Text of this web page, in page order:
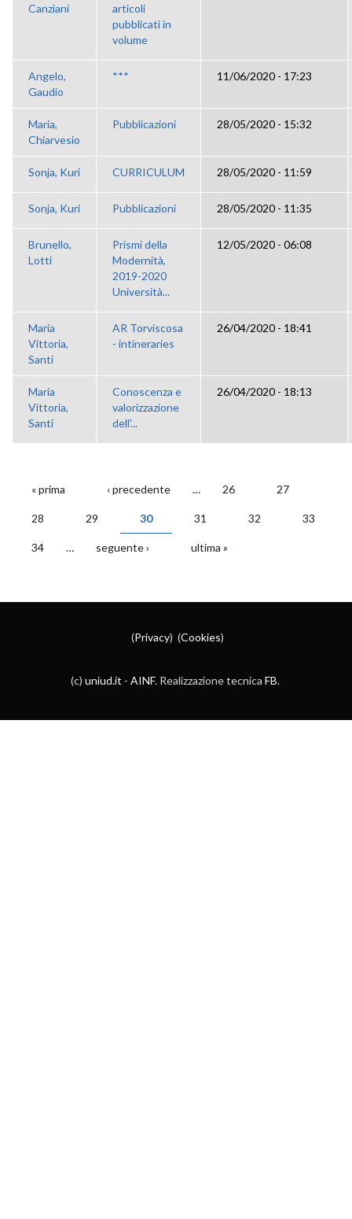
Canziani
articoli
pubblicati in
volume
Angelo,
Gaudio
*** 11/06/2020 - 17:23
Maria,
Chiarvesio
Pubblicazioni 28/05/2020 - 15:32
Sonja, Kuri CURRICULUM 28/05/2020 - 11:59
Sonja, Kuri Pubblicazioni 28/05/2020 - 11:35
Brunello,
Lotti
Prismi della
Modernità,
2019-2020
Università...
12/05/2020 - 06:08
Maria
Vittoria,
Santi
AR Torviscosa
- intineraries
26/04/2020 - 18:41
Maria
Vittoria,
Santi
Conoscenza e
valorizzazione
dell'...
26/04/2020 - 18:13
PAGINE
« prima ‹ precedente … 26 27
28 29 30 31 32 33
34 … seguente › ultima »
(Privacy) (Cookies)
(c) uniud.it - AINF. Realizzazione tecnica FB.